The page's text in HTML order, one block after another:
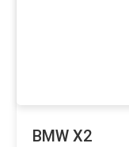
BMW X2